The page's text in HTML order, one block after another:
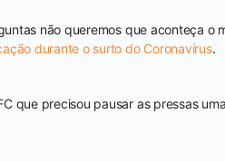
não queremos que aconteça o
durante o surto do Coronavírus.
que precisou pausar as pressas